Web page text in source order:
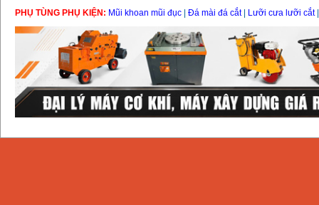
PHỤ TÙNG PHỤ KIỆN: Mũi khoan mũi đục Đá mài đá cắt| Lưỡi cưa lưỡi cắt